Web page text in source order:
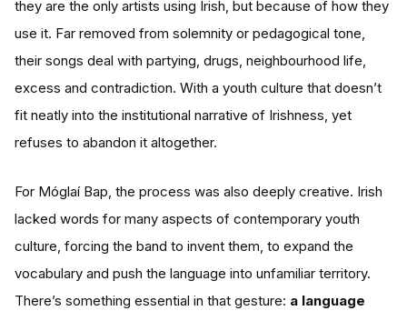
they are the only artists using Irish, but because of how they
use it. Far removed from solemnity or pedagogical tone,
their songs deal with partying, drugs, neighbourhood life,
excess and contradiction. With a youth culture that doesn’t
fit neatly into the institutional narrative of Irishness, yet
refuses to abandon it altogether.
For Móglaí Bap, the process was also deeply creative. Irish
lacked words for many aspects of contemporary youth
culture, forcing the band to invent them, to expand the
vocabulary and push the language into unfamiliar territory.
There’s something essential in that gesture: a language